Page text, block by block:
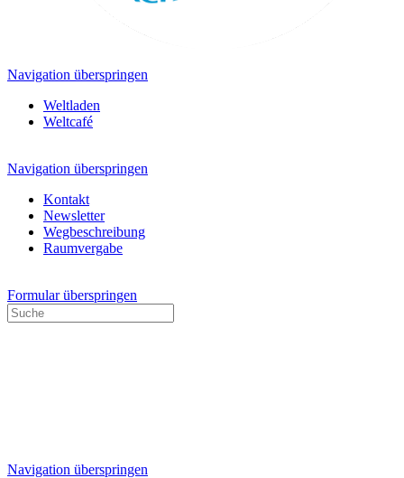
Navigation überspringen
Weltladen
Weltcafé
Navigation überspringen
Kontakt
Newsletter
Wegbeschreibung
Raumvergabe
Formular überspringen
Navigation überspringen